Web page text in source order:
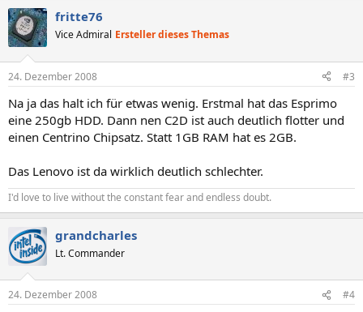
fritte76
Vice Admiral Ersteller dieses Themas
24. Dezember 2008 #3
Na ja das halt ich für etwas wenig. Erstmal hat das Esprimo
eine 250gb HDD. Dann nen C2D ist auch deutlich flotter und
einen Centrino Chipsatz. Statt 1GB RAM hat es 2GB.
Das Lenovo ist da wirklich deutlich schlechter.
I'd love to live without the constant fear and endless doubt.
grandcharles
Lt. Commander
24. Dezember 2008 #4